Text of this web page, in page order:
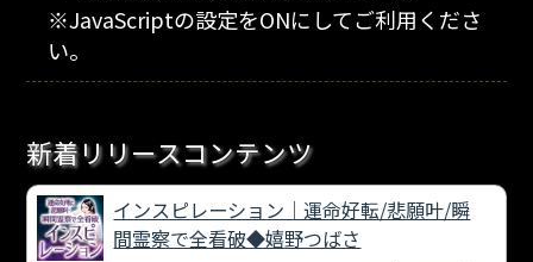
※JavaScriptの設定をONにしてご利用くださ
い。
新着リリースコンテンツ
インスピレーション｜運命好転/悲願叶/瞬
間霊察で全看破◆嬉野つばさ